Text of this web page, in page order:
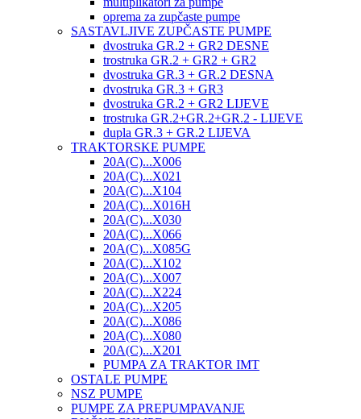
oprema za zupčaste pumpe
SASTAVLJIVE ZUPČASTE PUMPE
dvostruka GR.2 + GR2 DESNE
trostruka GR.2 + GR2 + GR2
dvostruka GR.3 + GR.2 DESNA
dvostruka GR.3 + GR3
dvostruka GR.2 + GR2 LIJEVE
trostruka GR.2+GR.2+GR.2 - LIJEVE
dupla GR.3 + GR.2 LIJEVA
TRAKTORSKE PUMPE
20A(C)...X006
20A(C)...X021
20A(C)...X104
20A(C)...X016H
20A(C)...X030
20A(C)...X066
20A(C)...X085G
20A(C)...X102
20A(C)...X007
20A(C)...X224
20A(C)...X205
20A(C)...X086
20A(C)...X080
20A(C)...X201
PUMPA ZA TRAKTOR IMT
OSTALE PUMPE
NSZ PUMPE
PUMPE ZA PREPUMPAVANJE